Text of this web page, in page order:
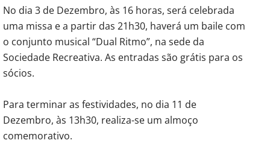
No dia 3 de Dezembro, às 16 horas, será celebrada
uma missa e a partir das 21h30, haverá um baile com
o conjunto musical “Dual Ritmo”, na sede da
Sociedade Recreativa. As entradas são grátis para os
sócios.
Para terminar as festividades, no dia 11 de
Dezembro, às 13h30, realiza-se um almoço
comemorativo.